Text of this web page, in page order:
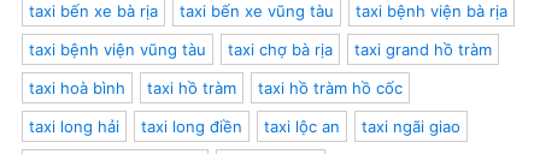
Kinh
Nghiệm
Du
Lịch
taxi bến xe bà rịa
taxi bến xe vũng tàu
taxi bệnh viện bà rịa
taxi bệnh viện vũng tàu
taxi chợ bà rịa
taxi grand hồ tràm
taxi hoà bình
taxi hồ tràm
taxi hồ tràm hồ cốc
taxi long hải
taxi long điền taxi lộc an
taxi ngãi giao